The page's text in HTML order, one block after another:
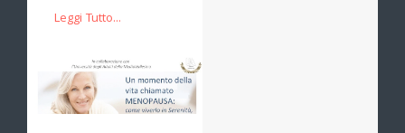
Leggi Tutto...